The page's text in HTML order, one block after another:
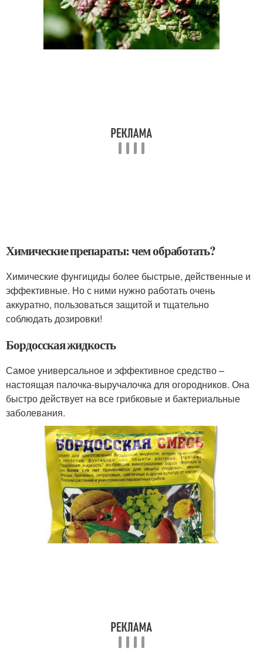
Химические препараты: чем обработать?
Химические фунгициды более быстрые, действенные и
эффективные. Но с ними нужно работать очень
аккуратно, пользоваться защитой и тщательно
соблюдать дозировки!
Бордосская жидкость
Самое универсальное и эффективное средство –
настоящая палочка-выручалочка для огородников. Она
быстро действует на все грибковые и бактериальные
заболевания.